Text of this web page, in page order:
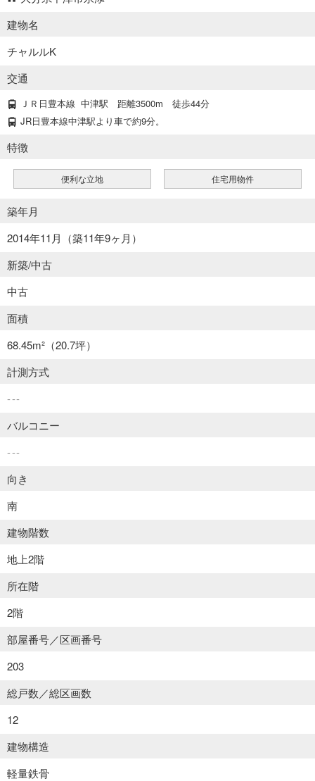
建物名
チャルルK
交通
ＪＲ日豊本線 中津駅 距離3500m
徒歩44分
JR日豊本線中津駅より車で約9分。
特徴
便利な立地 住宅用物件
築年月
2014年11月（築11年9ヶ月）
新築/中古
中古
面積
68.45m² （20.7坪）
計測方式
---
バルコニー
---
向き
南
建物階数
地上2階
所在階
2階
部屋番号／区画番号
203
総戸数／総区画数
12
建物構造
軽量鉄骨